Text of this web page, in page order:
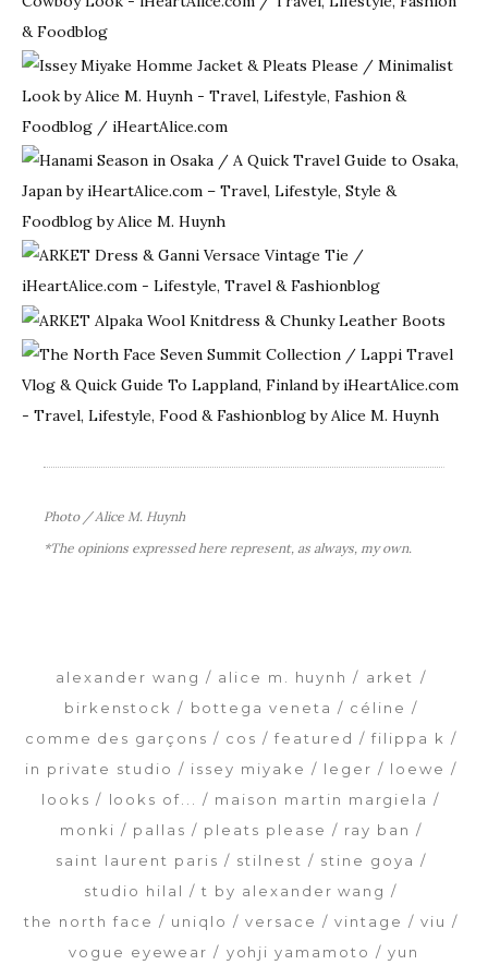
Photo / Alice M. Huynh
*The opinions expressed here represent, as always, my own.
alexander wang alice m. huynh
arket
birkenstock
bottega veneta
céline
comme des garçons
cos featured
filippa k
in private studio
issey miyake leger
loewe
looks
looks of...
maison martin margiela
monki
pallas pleats please
ray ban
saint laurent paris
stilnest
stine goya
studio hilal
t by alexander wang
the north face
uniqlo versace vintage
viu
vogue eyewear
yohji yamamoto yun